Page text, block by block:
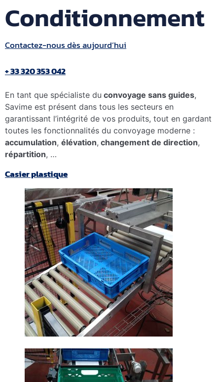
Conditionnement
Contactez-nous dès aujourd’hui
+ 33 320 353 042
En tant que spécialiste du convoyage sans guides,
Savime est présent dans tous les secteurs en
garantissant l’intégrité de vos produits, tout en gardant
toutes les fonctionnalités du convoyage moderne :
accumulation, élévation, changement de direction,
répartition, …
Casier plastique